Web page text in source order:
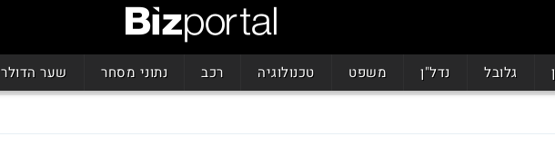
גלובל נדל"ן משפט טכנולוגיה רכב נתוני מסחר שער הדולר